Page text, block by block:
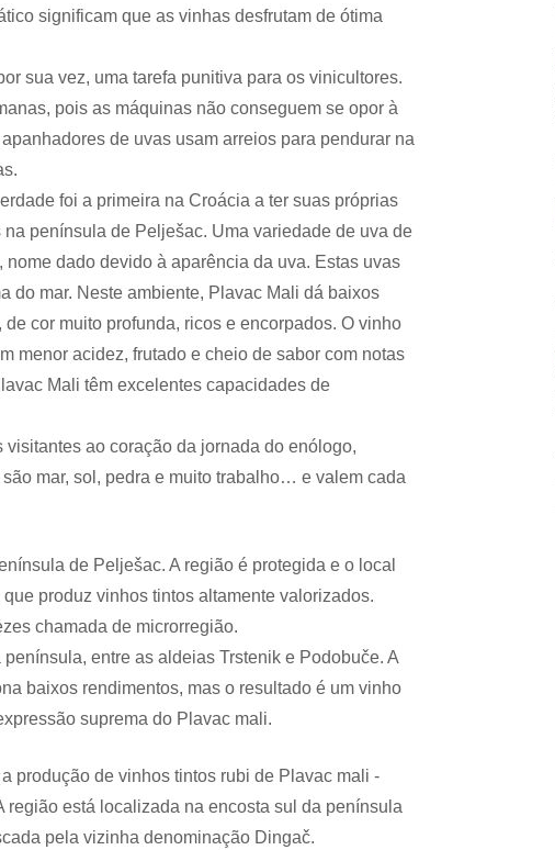
significam que as vinhas desfrutam de ótima
sua vez, uma tarefa punitiva para os vinicultores.
pois as máquinas não conseguem se opor à
de uvas usam arreios para pendurar na
foi a primeira na Croácia a ter suas próprias
península de Pelješac. Uma variedade de uva de
dado devido à aparência da uva. Estas uvas
do mar. Neste ambiente, Plavac Mali dá baixos
cor muito profunda, ricos e encorpados. O vinho
menor acidez, frutado e cheio de sabor com notas
Mali têm excelentes capacidades de
ao coração da jornada do enólogo,
mar, sol, pedra e muito trabalho… e valem cada
de Pelješac. A região é protegida e o local
produz vinhos tintos altamente valorizados.
chamada de microrregião.
entre as aldeias Trstenik e Podobuče. A
baixos rendimentos, mas o resultado é um vinho
suprema do Plavac mali.
produção de vinhos tintos rubi de Plavac mali -
está localizada na encosta sul da península
pela vizinha denominação Dingač.